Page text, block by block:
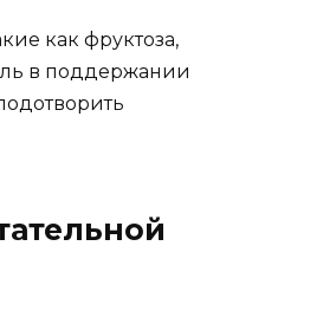
как фруктоза,
в поддержании